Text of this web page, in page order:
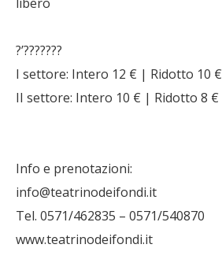
?’???????
I settore: Intero 12 € | Ridotto 10 €
II settore: Intero 10 € | Ridotto 8 €
Info e prenotazioni:
info@teatrinodeifondi.it
Tel. 0571/462835 – 0571/540870
www.teatrinodeifondi.it